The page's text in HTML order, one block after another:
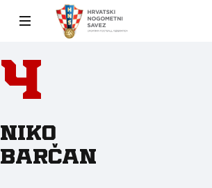
4
Niko
Barčan